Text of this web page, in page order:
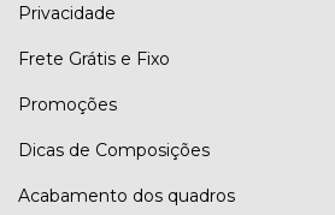
Privacidade
Frete Grátis e Fixo
Promoções
Dicas de Composições
Acabamento dos quadros